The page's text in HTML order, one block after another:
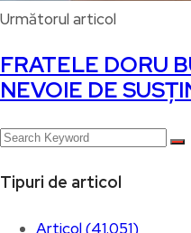
Următorul articol
FRATELE DORU
NEVOIE DE
Tipuri de articol
Articol (41.051)